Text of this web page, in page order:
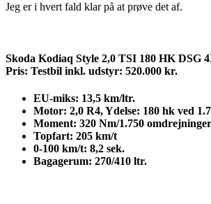
Jeg er i hvert fald klar på at prøve det af.
Skoda Kodiaq Style 2,0 TSI 180 HK DSG
Pris: Testbil inkl. udstyr: 520.000 kr.
EU-miks: 13,5 km/ltr.
Motor: 2,0 R4, Ydelse: 180 hk ved
Moment: 320 Nm/1.750
Topfart: 205 km/t
0-100 km/t: 8,2 sek.
Bagagerum: 270/410 ltr.